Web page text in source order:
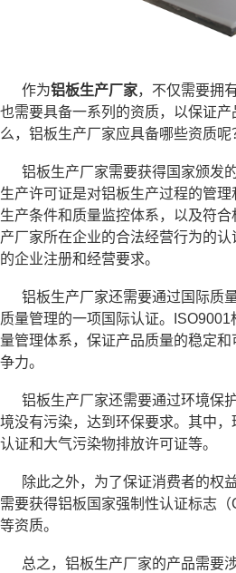
作为铝板生产厂家，不仅需要拥
也需要具备一系列的资质，以保证
么，铝板生产厂家应具备哪些资质呢
铝板生产厂家需要获得国家颁发
生产许可证是对铝板生产过程的管
生产条件和质量监控体系，以及符
产厂家所在企业的合法经营行为的
的企业注册和经营要求。
铝板生产厂家还需要通过国际质
质量管理的一项国际认证。
量管理体系，保证产品质量的稳定
争力。
铝板生产厂家还需要通过环境保
境没有污染，达到环保要求。其中
认证和大气污染物排放许可证等。
除此之外，为了保证消费者的权
需要获得铝板国家强制性认证标志
等资质。
总之，铝板生产厂家的产品需要